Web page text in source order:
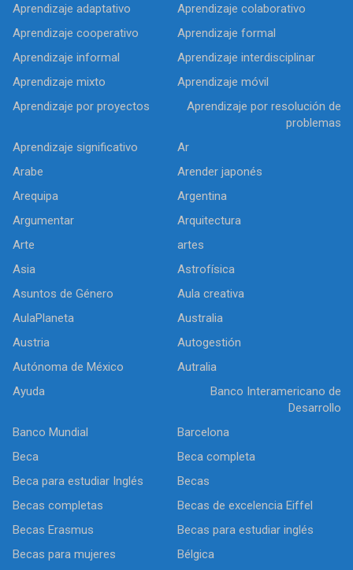
Aprendizaje adaptativo
Aprendizaje colaborativo
Aprendizaje cooperativo
Aprendizaje formal
Aprendizaje informal
Aprendizaje interdisciplinar
Aprendizaje mixto
Aprendizaje móvil
Aprendizaje por proyectos
Aprendizaje por resolución de
problemas
Aprendizaje significativo
Ar
Arabe
Arender japonés
Arequipa
Argentina
Argumentar
Arquitectura
Arte
artes
Asia
Astrofísica
Asuntos de Género
Aula creativa
AulaPlaneta
Australia
Austria
Autogestión
Autónoma de México
Autralia
Ayuda
Banco Interamericano de
Desarrollo
Banco Mundial
Barcelona
Beca
Beca completa
Beca para estudiar Inglés
Becas
Becas completas
Becas de excelencia Eiffel
Becas Erasmus
Becas para estudiar inglés
Becas para mujeres
Bélgica